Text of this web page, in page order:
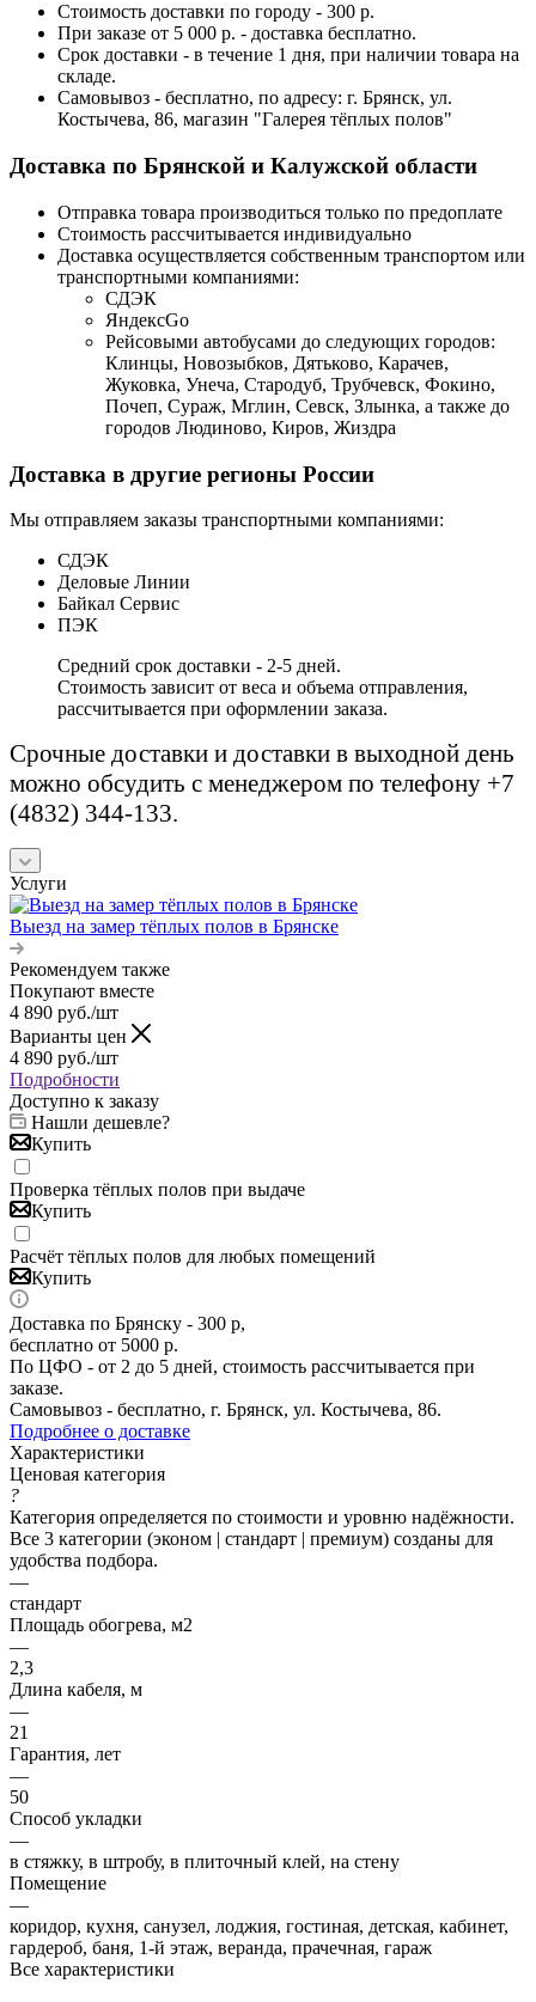
Стоимость доставки по городу - 300 р.
При заказе от 5 000 р. - доставка бесплатно.
Срок доставки - в течение 1 дня, при наличии товара на
складе.
Самовывоз - бесплатно, по адресу: г. Брянск, ул.
Костычева, 86, магазин "Галерея тёплых полов"
Доставка по Брянской и Калужской области
Отправка товара производиться только по предоплате
Стоимость рассчитывается индивидуально
Доставка осуществляется собственным транспортом или
транспортными компаниями:
СДЭК
ЯндексGo
Рейсовыми автобусами до следующих городов:
Клинцы, Новозыбков, Дятьково, Карачев,
Жуковка, Унеча, Стародуб, Трубчевск, Фокино,
Почеп, Сураж, Мглин, Севск, Злынка, а также до
городов Людиново, Киров, Жиздра
Доставка в другие регионы России
Мы отправляем заказы транспортными компаниями:
СДЭК
Деловые Линии
Байкал Сервис
ПЭК
Средний срок доставки - 2-5 дней.
Стоимость зависит от веса и объема отправления,
рассчитывается при оформлении заказа.
Срочные доставки и доставки в выходной день
можно обсудить с менеджером по телефону +7
(4832) 344-133.
Услуги
Выезд на замер тёплых полов в Брянске
Рекомендуем также
Покупают вместе
4 890 руб./шт
Варианты цен
4 890 руб./шт
Подробности
Доступно к заказу
Нашли дешевле?
Купить
Проверка тёплых полов при выдаче
Купить
Расчёт тёплых полов для любых помещений
Купить
Доставка по Брянску - 300 р,
бесплатно от 5000 р.
По ЦФО - от 2 до 5 дней, стоимость рассчитывается при
заказе.
Самовывоз - бесплатно, г. Брянск, ул. Костычева, 86.
Подробнее о доставке
Характеристики
Ценовая категория
?
Категория определяется по стоимости и уровню надёжности.
Все 3 категории (эконом | стандарт | премиум) созданы для
удобства подбора.
—
стандарт
Площадь обогрева, м2
—
2,3
Длина кабеля, м
—
21
Гарантия, лет
—
50
Способ укладки
—
в стяжку, в штробу, в плиточный клей, на стену
Помещение
—
коридор, кухня, санузел, лоджия, гостиная, детская, кабинет,
гардероб, баня, 1-й этаж, веранда, прачечная, гараж
Все характеристики